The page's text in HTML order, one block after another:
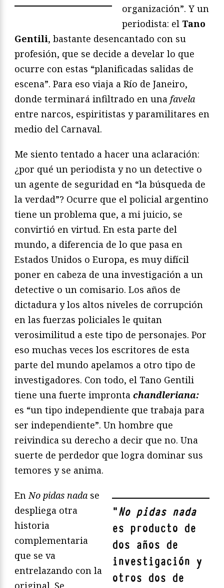
organización”. Y un
periodista: el Tano
Gentili, bastante desencantado con su
profesión, que se decide a develar lo que
ocurre con estas “planificadas salidas de
escena”. Para eso viaja a Río de Janeiro,
donde terminará infiltrado en una favela
entre narcos, espiritistas y paramilitares en
medio del Carnaval.
Me siento tentado a hacer una aclaración:
¿por qué un periodista y no un detective o
un agente de seguridad en “la búsqueda de
la verdad”? Ocurre que el policial argentino
tiene un problema que, a mi juicio, se
convirtió en virtud. En esta parte del
mundo, a diferencia de lo que pasa en
Estados Unidos o Europa, es muy difícil
poner en cabeza de una investigación a un
detective o un comisario. Los años de
dictadura y los altos niveles de corrupción
en las fuerzas policiales le quitan
verosimilitud a este tipo de personajes. Por
eso muchas veces los escritores de esta
parte del mundo apelamos a otro tipo de
investigadores. Con todo, el Tano Gentili
tiene una fuerte impronta chandleriana:
es “un tipo independiente que trabaja para
ser independiente”. Un hombre que
reivindica su derecho a decir que no. Una
suerte de perdedor que logra dominar sus
temores y se anima.
"No pidas nada
es producto de
dos años de
investigación y
otros dos de
En No pidas nada se
despliega otra
historia
complementaria
que se va
entrelazando con la
original. Se